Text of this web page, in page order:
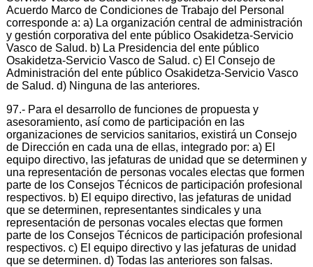
Acuerdo Marco de Condiciones de Trabajo del Personal
corresponde a: a) La organización central de administración
y gestión corporativa del ente público Osakidetza-Servicio
Vasco de Salud. b) La Presidencia del ente público
Osakidetza-Servicio Vasco de Salud. c) El Consejo de
Administración del ente público Osakidetza-Servicio Vasco
de Salud. d) Ninguna de las anteriores.
97.- Para el desarrollo de funciones de propuesta y
asesoramiento, así como de participación en las
organizaciones de servicios sanitarios, existirá un Consejo
de Dirección en cada una de ellas, integrado por: a) El
equipo directivo, las jefaturas de unidad que se determinen y
una representación de personas vocales electas que formen
parte de los Consejos Técnicos de participación profesional
respectivos. b) El equipo directivo, las jefaturas de unidad
que se determinen, representantes sindicales y una
representación de personas vocales electas que formen
parte de los Consejos Técnicos de participación profesional
respectivos. c) El equipo directivo y las jefaturas de unidad
que se determinen. d) Todas las anteriores son falsas.